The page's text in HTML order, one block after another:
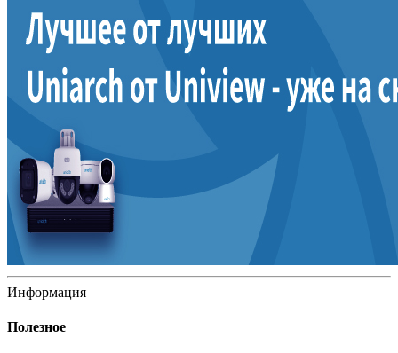
Информация
Полезное